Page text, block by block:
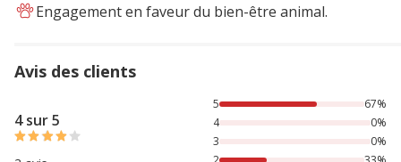
Engagement en faveur du bien-être animal.
Avis des clients
4 sur 5
67% des personnes lont noté avec {1} étoiles, 33% des
5
67%
4
0%
3
0%